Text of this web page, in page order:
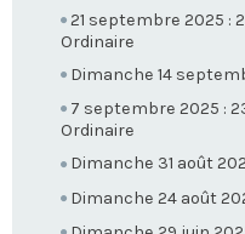
21 septembre 2025 :
Ordinaire
Dimanche 14
7 septembre 2025 :
Ordinaire
Dimanche 31 août
Dimanche 24 août